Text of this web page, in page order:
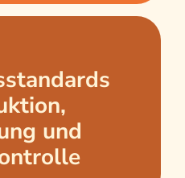
und